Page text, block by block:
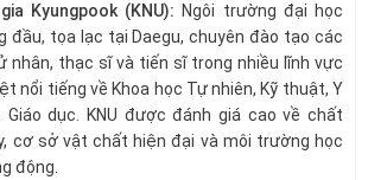
Kyungpook (KNU): Ngôi trường đại học
đầu, tọa lạc tại Daegu, chuyên đào tạo các
nhân, thạc sĩ và tiến sĩ trong nhiều lĩnh vực
nổi tiếng về Khoa học Tự nhiên, Kỹ thuật, Y
Giáo dục. KNU được đánh giá cao về chất
cơ sở vật chất hiện đại và môi trường học
động.